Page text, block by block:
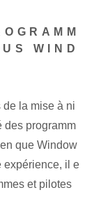
WIND
la mise à ni
des programm
que Window
expérience, il e
et pilotes